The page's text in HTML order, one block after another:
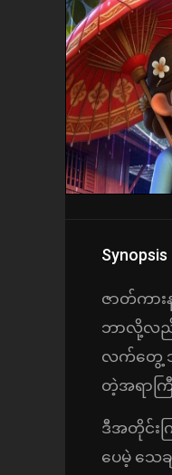
Synopsis
ဇာတ်ကာ
ဘာလို့လည်
လက်တွေ့ ဘ
တဲ့အရာက
ဒီအတိုင်း
ပေမဲ့ သေ